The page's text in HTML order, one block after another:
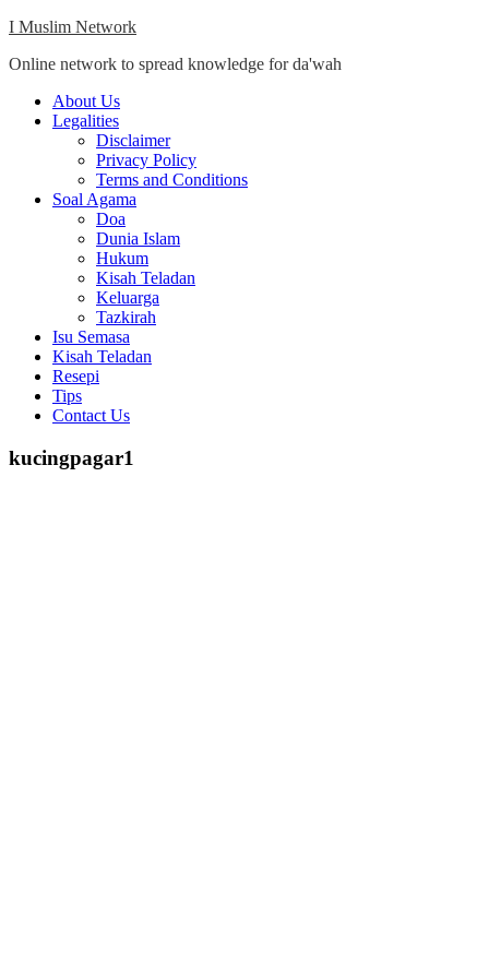
Skip
content
I Muslim Network
Online network to spread knowledge for da'wah
Close
Menu
About Us
Legalities
Disclaimer
Privacy Policy
Terms and Conditions
Soal Agama
Doa
Dunia Islam
Hukum
Kisah Teladan
Keluarga
Tazkirah
Isu Semasa
Kisah Teladan
Resepi
Tips
Contact Us
kucingpagar1